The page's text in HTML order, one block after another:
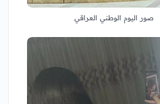
صور اليوم الوطني العراقي